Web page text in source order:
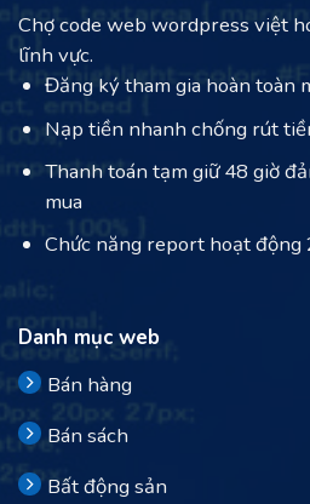
Chợ code web wordpress việt
lĩnh vực.
Đăng ký tham gia hoàn toàn
Nạp tiền nhanh chống rút
Thanh toán tạm giữ 48 giờ
mua
Chức năng report hoạt động
Danh mục web
Bán hàng
Bán sách
Bất động sản